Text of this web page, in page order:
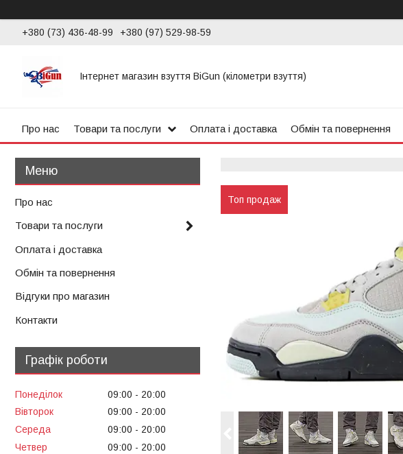
+380 (73) 436-48-99 +380 (97) 529-98-59
Інтернет магазин взуття BiGun (кілометри взуття)
Про нас Товари та послуги Оплата і доставка Обмін та повернення
Топ продаж
Про нас
Товари та послуги
Оплата і доставка
Обмін та повернення
Відгуки про магазин
Контакти
Графік роботи
Понеділок 09:00
20:00
Вівторок
09:00
20:00
Середа
09:00
20:00
Четвер
09:00
20:00